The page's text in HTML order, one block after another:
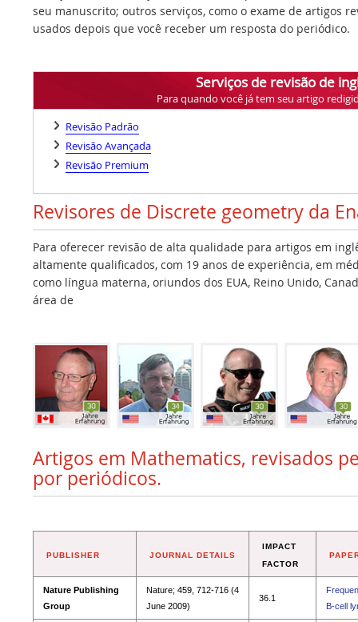
seu manuscrito; outros serviços, como o exame de artigos
usados depois que você receber um resposta do periódico.
Serviços de revisão de
Para quando você já tem seu artigo
Revisão Padrão
Revisão Avançada
Revisão Premium
Revisores de Discrete geometry da
Para oferecer revisão de alta qualidade para artigos em
altamente qualificados, com 19 anos de experiência, em
como língua materna, oriundos dos EUA, Reino Unido,
área de
Artigos em Mathematics, revisados
por periódicos.
PUBLISHER JOURNAL DETAILS
IMPACT
FACTOR
Nature Publishing
Group
Nature; 459, 712-716 (4
June 2009)
36.1
B-cell